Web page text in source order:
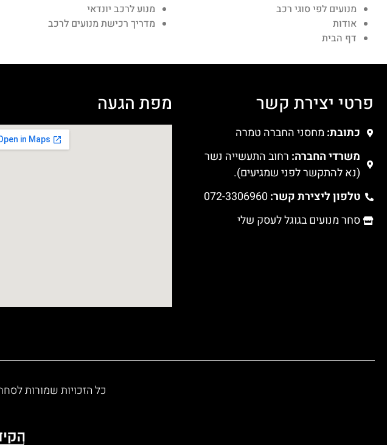
אודות
דף הבית
מדריך רכישת מנועים לרכב
כתובת:מחסני החברה טמרה
משרדי החברה:רחוב התעשייה נשר
(נא להתקשר לפני שמגיעים).
טלפון ליצירת קשר:072-3306960
סחר מנועים בגוגל לעסק שלי